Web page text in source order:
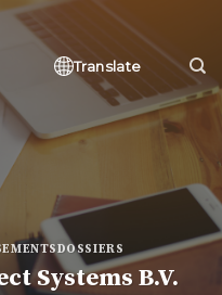
Translate
Systems B.V.